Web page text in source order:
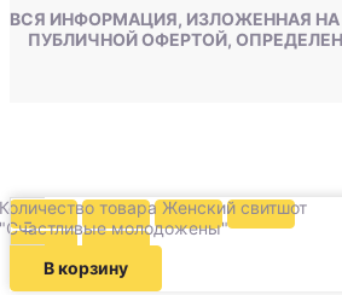
ВСЯ ИНФОРМАЦИЯ, ИЗЛОЖЕННАЯ НА
ПУБЛИЧНОЙ ОФЕРТОЙ,
-
товара Женский свитшот
молодожены"
В корзину